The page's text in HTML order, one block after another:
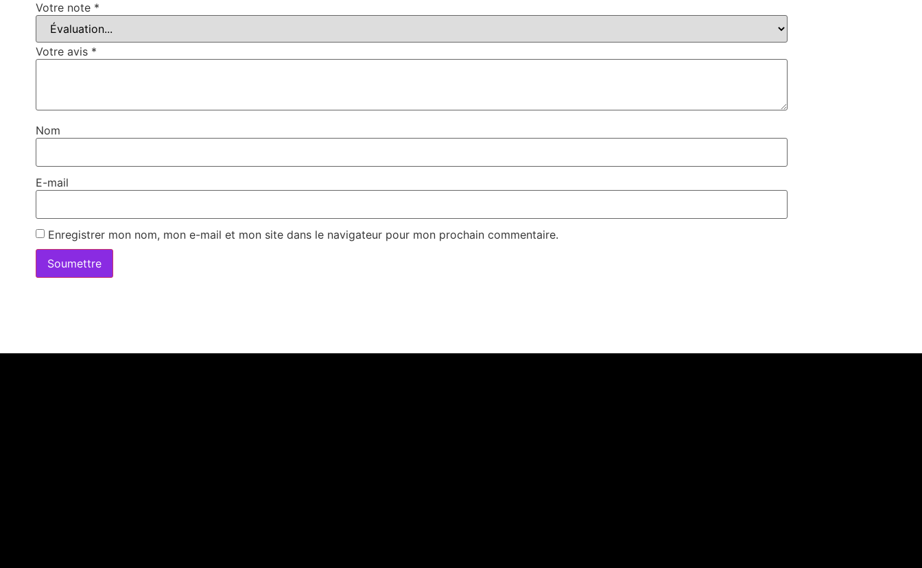
Votre note *
Votre avis *
Nom
E-mail
Enregistrer mon nom, mon e-mail et mon site dans le navigateur pour mon prochain commentaire.